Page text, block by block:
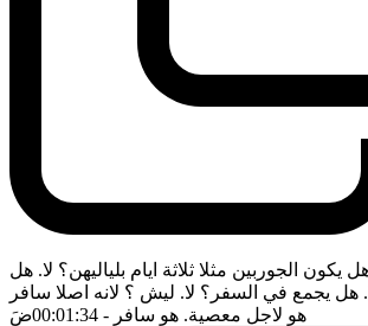
يكون الجوربين مثلا ثلاثة ايام بلياليهن؟ لا. هل
يجمع في السفر؟ لا. ليش ؟ لانه اصلا سافر
هو لاجل معصية. هو سافر - 00:01:34 ضَ